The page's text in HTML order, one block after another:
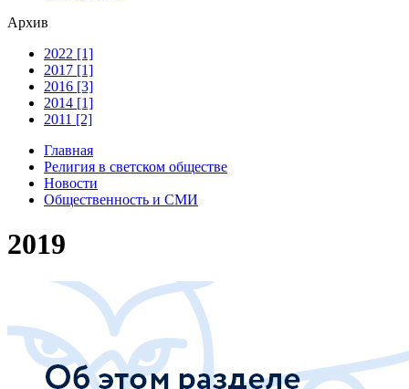
Архив
2022 [1]
2017 [1]
2016 [3]
2014 [1]
2011 [2]
Главная
Религия в светском обществе
Новости
Общественность и СМИ
2019